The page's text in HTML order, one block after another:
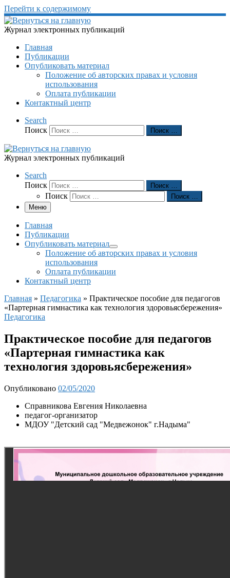
Перейти к содержимому
Журнал электронных публикаций
Главная
Публикации
Опубликовать материал
Положение об авторских правах и условия
использования
Оплата публикации
Контактный центр
Search
Поиск
Поиск …
Журнал электронных публикаций
Search
Поиск
Поиск …
Поиск
Поиск …
Меню
Главная
Публикации
Опубликовать материал
Положение об авторских правах и условия
использования
Оплата публикации
Контактный центр
Главная » Педагогика » Практическое пособие для педагогов
«Партерная гимнастика как технология здоровьясбережения»
Педагогика
Практическое пособие для педагогов
«Партерная гимнастика как
технология здоровьясбережения»
Опубликовано 02/05/2020
Справникова Евгения Николаевна
педагог-организатор
МДОУ "Детский сад "Медвежонок" г.Надыма"